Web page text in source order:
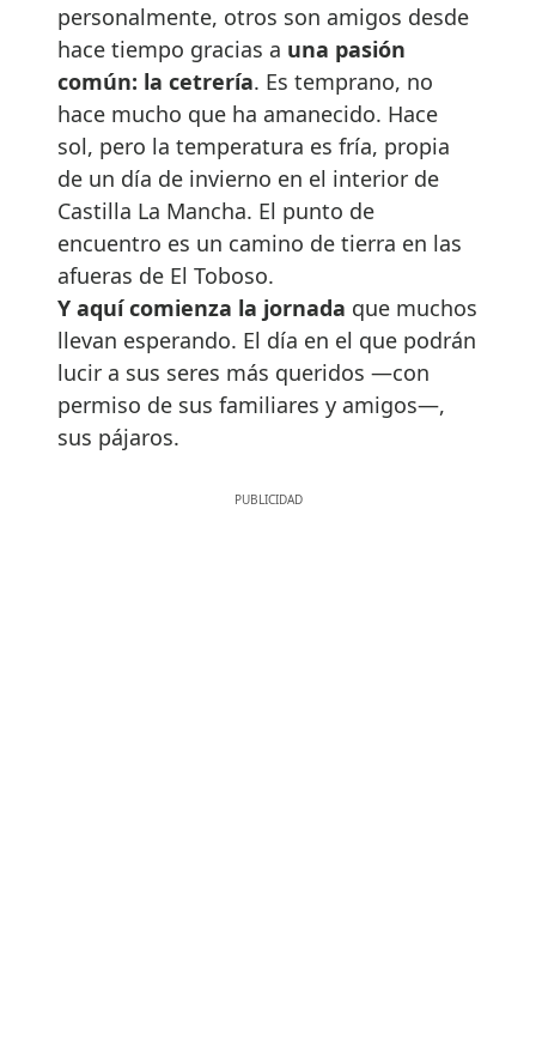
personalmente, otros son amigos desde
hace tiempo gracias a una pasión
común: la cetrería. Es temprano, no
hace mucho que ha amanecido. Hace
sol, pero la temperatura es fría, propia
de un día de invierno en el interior de
Castilla La Mancha. El punto de
encuentro es un camino de tierra en las
afueras de El Toboso.
Y aquí comienza la jornada que muchos
llevan esperando. El día en el que podrán
lucir a sus seres más queridos —con
permiso de sus familiares y amigos—,
sus pájaros.